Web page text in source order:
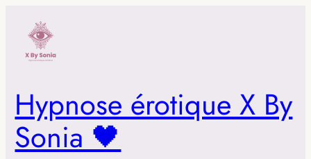
contenu
Hypnose érotique X By
Sonia 🖤